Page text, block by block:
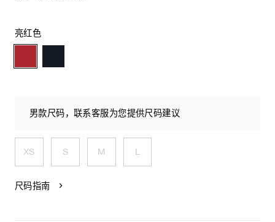
亮红色
男款尺码，联系客服为您提供尺码建议
XS S M L
尺码指南